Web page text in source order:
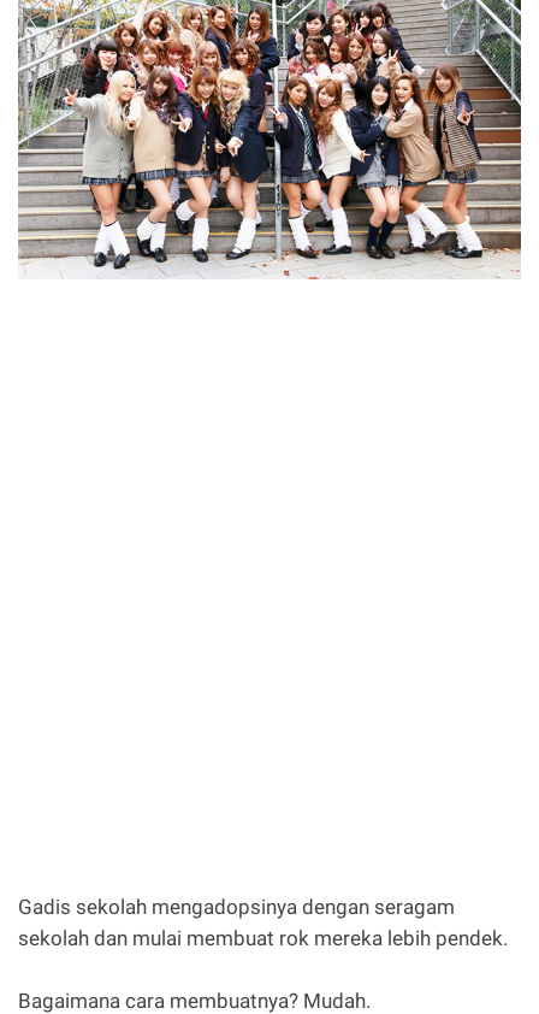
Gadis sekolah mengadopsinya dengan seragam
sekolah dan mulai membuat rok mereka lebih pendek.
Bagaimana cara membuatnya? Mudah.